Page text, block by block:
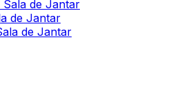
de Jantar
de Jantar
de Jantar